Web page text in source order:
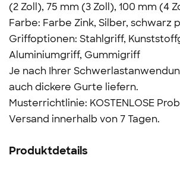
(2 Zoll), 75 mm (3 Zoll), 100 mm (4
Farbe: Farbe Zink, Silber, schwarz
Griffoptionen: Stahlgriff,
Aluminiumgriff, Gummigriff
Je nach Ihrer
auch dickere Gurte liefern.
Musterrichtlinie: KOSTENLOSE
Versand innerhalb von 7 Tagen.
Produktdetails